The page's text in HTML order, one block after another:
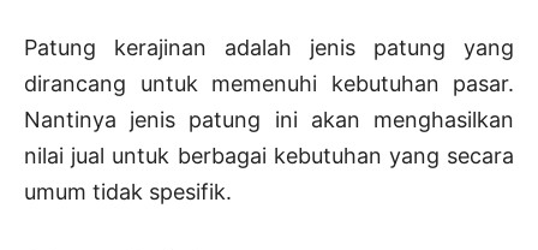
Patung kerajinan adalah jenis patung yang
dirancang untuk memenuhi kebutuhan pasar.
Nantinya jenis patung ini akan menghasilkan
nilai jual untuk berbagai kebutuhan yang secara
umum tidak spesifik.